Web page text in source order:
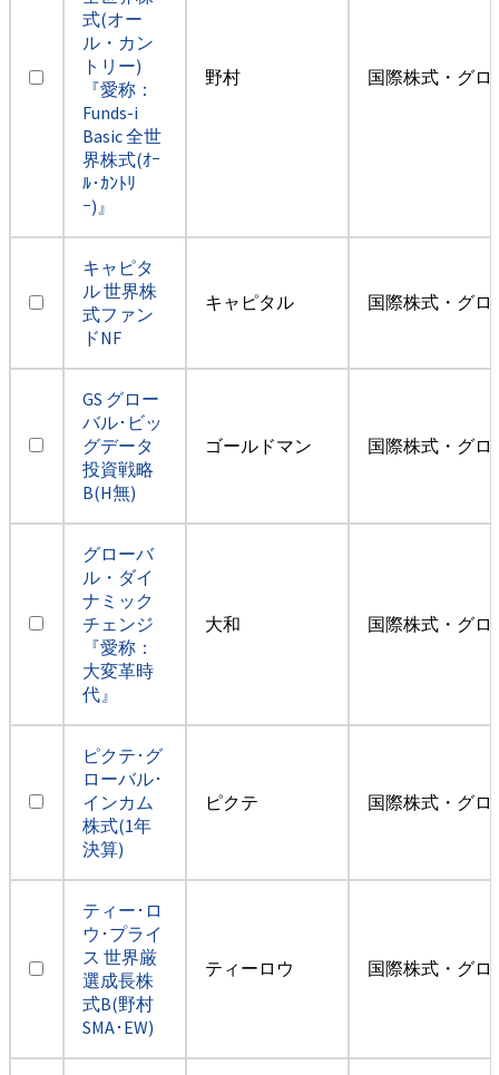
式(オー
ル・カン
トリー)
『愛称：
Funds-i
Basic 全世
界株式(ｵｰ
ﾙ･ｶﾝﾄﾘ
ｰ)』
野村 国際株式・グロ
キャピタ
ル 世界株
式ファン
ドNF
キャピタル 国際株式・グロ
GS グロー
バル･ビッ
グデータ
投資戦略
B(H無)
ゴールドマン 国際株式・グロ
グローバ
ル・ダイ
ナミック
チェンジ
『愛称：
大変革時
代』
大和 国際株式・グロ
ピクテ･グ
ローバル･
インカム
株式(1年
決算)
ピクテ 国際株式・グロ
ティー･ロ
ウ･プライ
ス 世界厳
選成長株
式B(野村
SMA･EW)
ティーロウ 国際株式・グロ